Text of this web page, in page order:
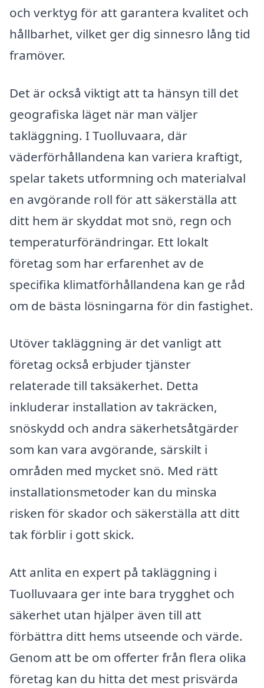
och verktyg för att garantera kvalitet och
hållbarhet, vilket ger dig sinnesro lång tid
framöver.
Det är också viktigt att ta hänsyn till det
geografiska läget när man väljer
takläggning. I Tuolluvaara, där
väderförhållandena kan variera kraftigt,
spelar takets utformning och materialval
en avgörande roll för att säkerställa att
ditt hem är skyddat mot snö, regn och
temperaturförändringar. Ett lokalt
företag som har erfarenhet av de
specifika klimatförhållandena kan ge råd
om de bästa lösningarna för din fastighet.
Utöver takläggning är det vanligt att
företag också erbjuder tjänster
relaterade till taksäkerhet. Detta
inkluderar installation av takräcken,
snöskydd och andra säkerhetsåtgärder
som kan vara avgörande, särskilt i
områden med mycket snö. Med rätt
installationsmetoder kan du minska
risken för skador och säkerställa att ditt
tak förblir i gott skick.
Att anlita en expert på takläggning i
Tuolluvaara ger inte bara trygghet och
säkerhet utan hjälper även till att
förbättra ditt hems utseende och värde.
Genom att be om offerter från flera olika
företag kan du hitta det mest prisvärda